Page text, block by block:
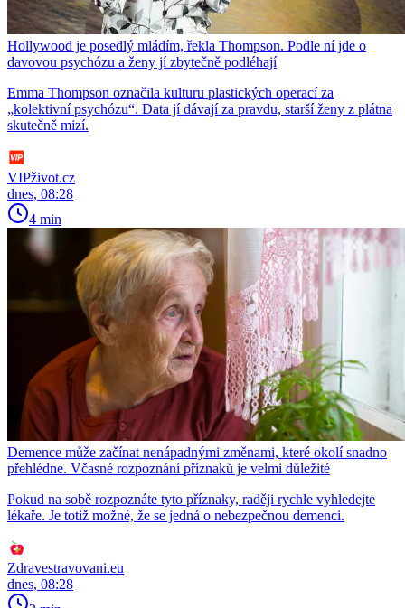
Hollywood je posedlý mládím, řekla Thompson. Podle ní jde o
davovou psychózu a ženy jí zbytečně podléhají
Emma Thompson označila kulturu plastických operací za
„kolektivní psychózu“. Data jí dávají za pravdu, starší ženy z plátna
skutečně mizí.
VIPživot.cz
dnes, 08:28
4 min
Demence může začínat nenápadnými změnami, které okolí snadno
přehlédne. Včasné rozpoznání příznaků je velmi důležité
Pokud na sobě rozpoznáte tyto příznaky, raději rychle vyhledejte
lékaře. Je totiž možné, že se jedná o nebezpečnou demenci.
Zdravestravovani.eu
dnes, 08:28